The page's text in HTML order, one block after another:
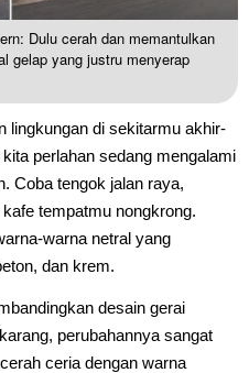
Dulu cerah dan memantulkan
gelap yang justru menyerap
lingkungan di sekitarmu akhir-
perlahan sedang mengalami
Coba tengok jalan raya,
tempatmu nongkrong.
warna netral yang
dan krem.
desain gerai
perubahannya sangat
ceria dengan warna